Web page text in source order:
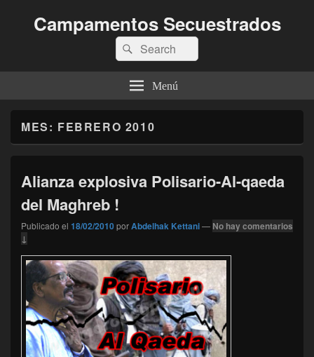
Campamentos Secuestrados
Buscar
por:
Buscar
Menú
MES: FEBRERO 2010
Alianza explosiva Polisario-Al-qaeda
del Maghreb !
Publicado el 18/02/2010porAbdelhak Kettani— No hay comentarios
↓